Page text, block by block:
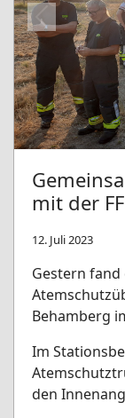
Previous
mit der
12. Juli 2023
Gestern
Behamberg
Im
den